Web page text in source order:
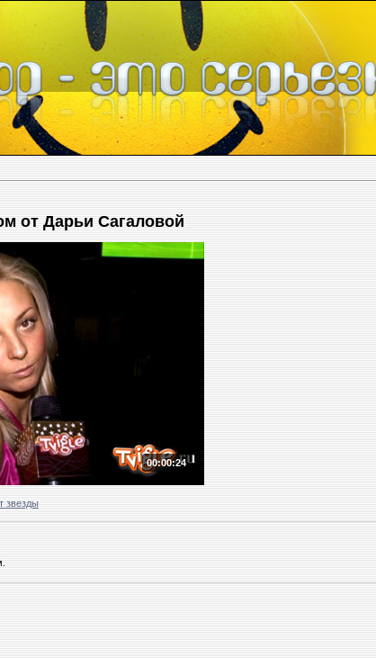
от Дарьи Сагаловой
00:00:24
звезды